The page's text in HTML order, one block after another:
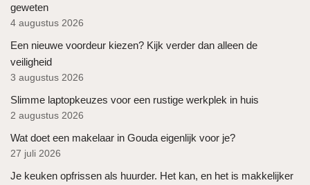
geweten
4 augustus 2026
Een nieuwe voordeur kiezen? Kijk verder dan alleen de
veiligheid
3 augustus 2026
Slimme laptopkeuzes voor een rustige werkplek in huis
2 augustus 2026
Wat doet een makelaar in Gouda eigenlijk voor je?
27 juli 2026
Je keuken opfrissen als huurder. Het kan, en het is makkelijker